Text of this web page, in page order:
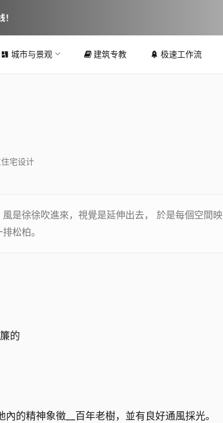
城市与景观 建筑专教 极速工作流
宅设计
是徐徐吹進來，視覺是延伸出去， 於是每個空間映
松柏。
的
的精神象徵__百年老樹，並有良好通風採光。